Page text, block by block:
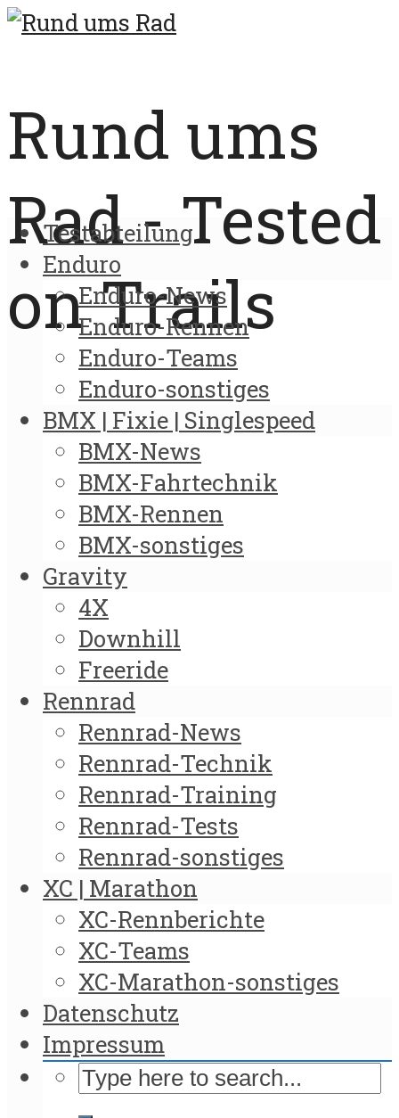
Rund ums
Rad - Tested
on Trails
Testabteilung
Enduro
Enduro-News
Enduro-Rennen
Enduro-Teams
Enduro-sonstiges
BMX | Fixie | Singlespeed
BMX-News
BMX-Fahrtechnik
BMX-Rennen
BMX-sonstiges
Gravity
4X
Downhill
Freeride
Rennrad
Rennrad-News
Rennrad-Technik
Rennrad-Training
Rennrad-Tests
Rennrad-sonstiges
XC | Marathon
XC-Rennberichte
XC-Teams
XC-Marathon-sonstiges
Datenschutz
Impressum